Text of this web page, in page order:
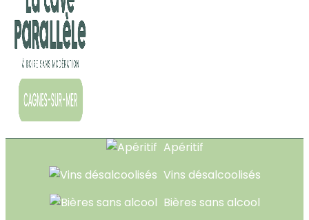
Apéritif
Vins désalcoolisés
Bières sans alcool